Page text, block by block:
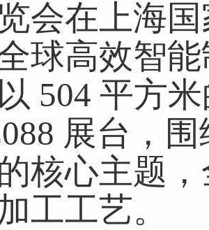
会在上海
球高效智
504 平方
展台，
核心主题
工工艺。